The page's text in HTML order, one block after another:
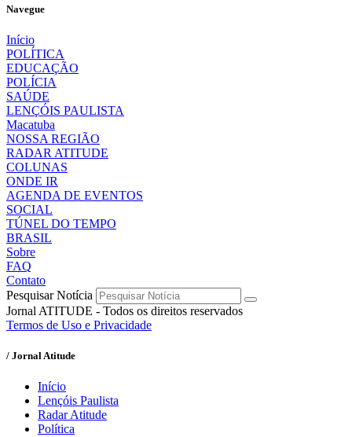
Navegue
Início
POLÍTICA
EDUCAÇÃO
POLÍCIA
SAÚDE
LENÇÓIS PAULISTA
Macatuba
NOSSA REGIÃO
RADAR ATITUDE
COLUNAS
ONDE IR
AGENDA DE EVENTOS
SOCIAL
TÚNEL DO TEMPO
BRASIL
Sobre
FAQ
Contato
Pesquisar Notícia
Jornal ATITUDE - Todos os direitos reservados
Termos de Uso e Privacidade
/ Jornal Atitude
Início
Lençóis Paulista
Radar Atitude
Política